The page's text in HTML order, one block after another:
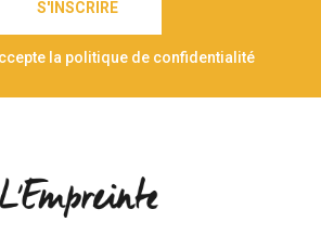
S'INSCRIRE
la politique de confidentialité